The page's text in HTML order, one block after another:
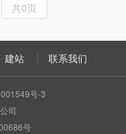
共0页
建站 联系我们
号-3
司
号